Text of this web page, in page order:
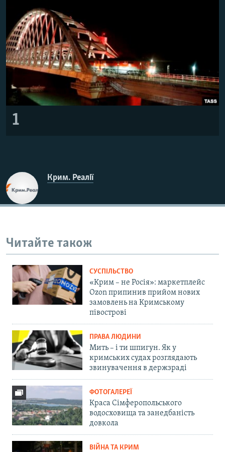
ВІДЕОУРОКИ «ELIFBE»
СВІДЧЕННЯ ОКУПАЦІЇ
УКРАЇНСЬКА ПРОБЛЕМА КРИМУ
ІНФОГРАФІКА
Русский
Qırımtatar
ДОЛУЧАЙСЯ!
1
Крим. Реалії
Читайте також
СУСПІЛЬСТВО
«Крим – не Росія»: маркетплейс
Ozon припинив прийом нових
замовлень на Кримському
півострові
ПРАВА ЛЮДИНИ
Мить – і ти шпигун. Як у
кримських судах розглядають
звинувачення в держзраді
ФОТОГАЛЕРЕЇ
Краса Сімферопольського
водосховища та занедбаність
довкола
ВІЙНА ТА КРИМ